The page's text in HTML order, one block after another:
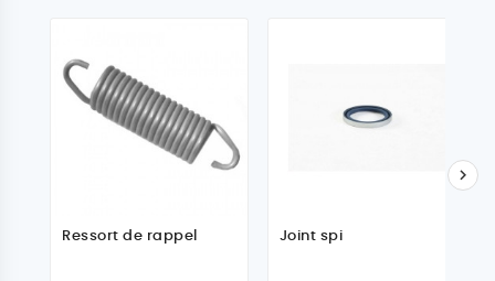
Ressort de rappel Joint spi
